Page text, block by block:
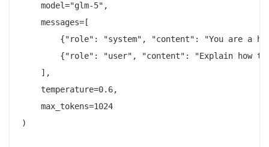
    model="glm-5",
    messages=[
{"role": "system", "content": "You are a
{"role": "user", "content": "Explain how
    ],
    temperature=0.6,
    max_tokens=1024
)